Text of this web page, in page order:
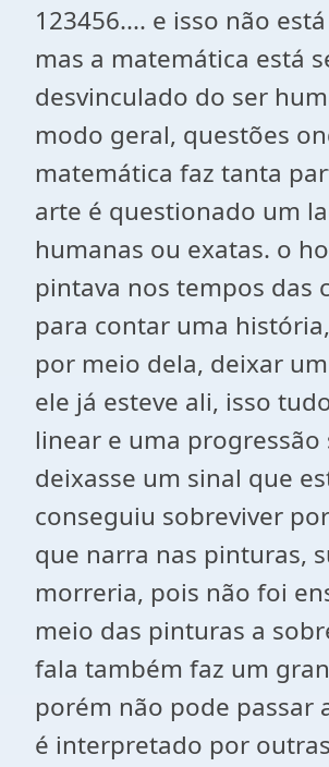
123456.... e isso não
mas a matemática está
desvinculado do ser
modo geral, questões
matemática faz tanta
arte é questionado um
humanas ou exatas. o
pintava nos tempos das
para contar uma
por meio dela, deixar
ele já esteve ali, isso
linear e uma progressão
deixasse um sinal que
conseguiu sobreviver
que narra nas pinturas,
morreria, pois não foi
meio das pinturas a
fala também faz um
porém não pode passar
é interpretado por